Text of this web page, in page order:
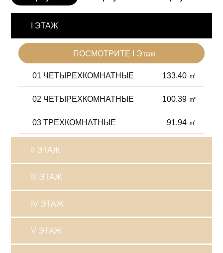
I ЭТАЖ
ПОСМОТРИТЕ I Этаж
01 ЧЕТЫРЕХКОМНАТНЫЕ 133.40 ㎡
02 ЧЕТЫРЕХКОМНАТНЫЕ 100.39 ㎡
03 ТРЕХКОМНАТНЫЕ 91.94 ㎡
II ЭТАЖ
III ЭТАЖ
IV ЭТАЖ
V ЭТАЖ